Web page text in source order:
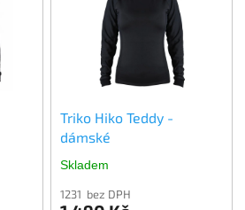
Triko Hiko Teddy -
dámské
Skladem
1231 bez DPH